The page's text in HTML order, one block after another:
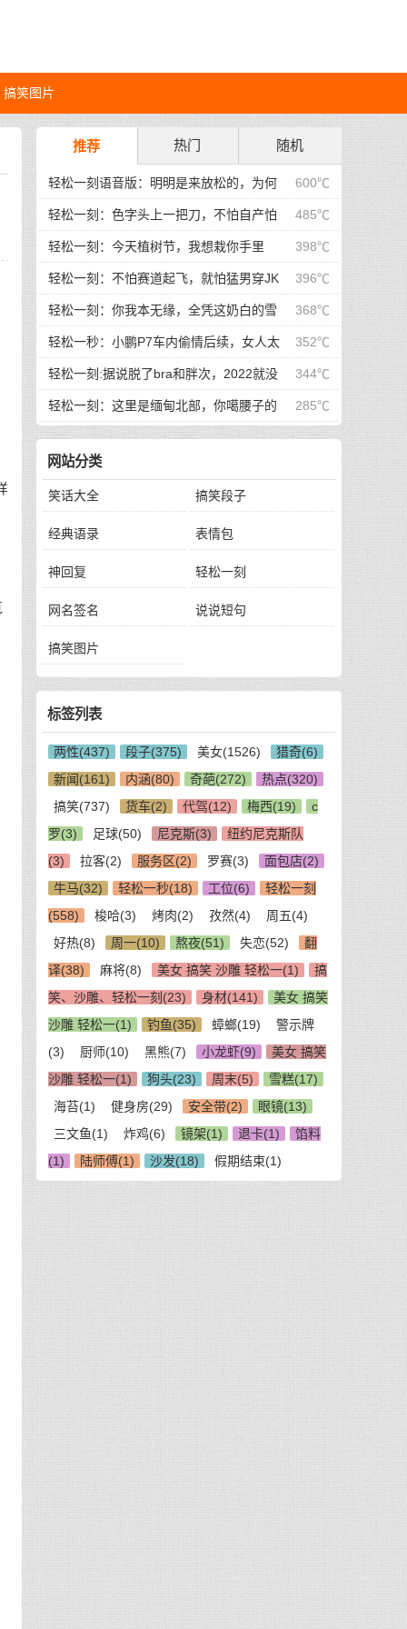
搞笑图片
推荐 热门 随机
600℃
轻松一刻语音版：明明是来放松的，为何
更累了 485℃
轻松一刻：色字头上一把刀，不怕自产怕
自销！ 398℃
轻松一刻：今天植树节，我想栽你手里
396℃
轻松一刻：不怕赛道起飞，就怕猛男穿JK
368℃
轻松一刻：你我本无缘，全凭这奶白的雪
子！ 352℃
轻松一秒：小鹏P7车内偷情后续，女人太
倒霉了… 344℃
轻松一刻:据说脱了bra和胖次，2022就没
有凶兆和苦头？ 285℃
轻松一刻：这里是缅甸北部，你噶腰子的
地方
网站分类
笑话大全 搞笑段子
经典语录 表情包
神回复 轻松一刻
网名签名 说说短句
搞笑图片
标签列表
两性(437) 段子(375) 美女(1526)
猎奇(6)
新闻(161)
内涵(80) 奇葩(272)
热点(320)
搞笑(737)
货车(2) 代驾(12) 梅西(19)
c
罗(3)
足球(50) 尼克斯(3)
纽约尼克斯队
(3)
拉客(2) 服务区(2) 罗赛(3)
面包店(2)
牛马(32)
轻松一秒(18) 工位(6)
轻松一刻
(558)
梭哈(3) 烤肉(2) 孜然(4)
周五(4)
好热(8)
周一(10) 熬夜(51) 失恋(52)
翻
译(38)
麻将(8) 美女 搞笑 沙雕 轻松一(1)
搞
笑、沙雕、轻松一刻(23)
身材(141)
美女 搞笑
沙雕 轻松一(1)
钓鱼(35) 蟑螂(19)
警示牌
(3)
厨师(10) 黑熊(7) 小龙虾(9)
美女 搞笑
沙雕 轻松一(1)
狗头(23) 周末(5)
雪糕(17)
海苔(1)
健身房(29) 安全带(2)
眼镜(13)
三文鱼(1)
炸鸡(6) 镜架(1) 退卡(1)
馅料
(1)
陆师傅(1) 沙发(18) 假期结束(1)